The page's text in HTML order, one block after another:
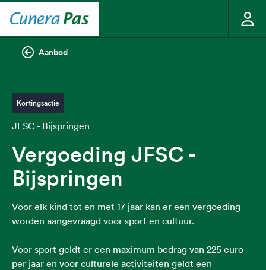
Aanbod
Kortingsactie
JFSC - Bijspringen
Vergoeding JFSC -
Bijspringen
Voor elk kind tot en met 17 jaar kan er een vergoeding
worden aangevraagd voor sport en cultuur.
Voor sport geldt er een maximum bedrag van 225 euro
per jaar en voor culturele activiteiten geldt een